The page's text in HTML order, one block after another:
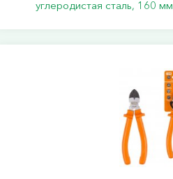
углеродистая сталь, 160